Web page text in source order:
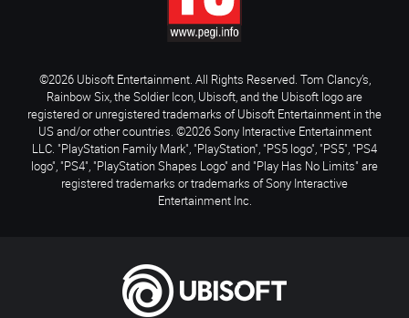
©2026 Ubisoft Entertainment. All Rights Reserved. Tom Clancy’s,
Rainbow Six, the Soldier Icon, Ubisoft, and the Ubisoft logo are
registered or unregistered trademarks of Ubisoft Entertainment in the
US and/or other countries. ©2026 Sony Interactive Entertainment
LLC. "PlayStation Family Mark", "PlayStation", "PS5 logo", "PS5", "PS4
logo", "PS4", "PlayStation Shapes Logo" and "Play Has No Limits" are
registered trademarks or trademarks of Sony Interactive
Entertainment Inc.